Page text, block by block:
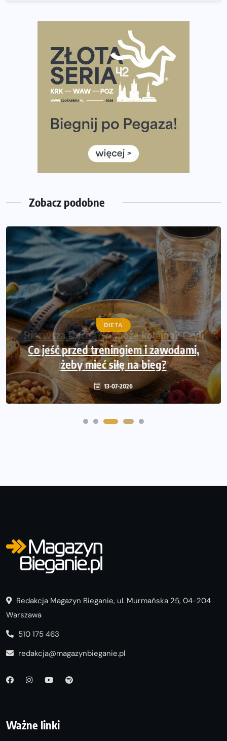
wybiera wyzwanie trzech największych maratonów w
Praska 5k Run gospodarzem Mistrzostw Polski
Największy Bieg Powstania Warszawskiego w historii.
Ponad 12 tysięcy uczestników pobiegło dla Bohaterów!
Tętno vs tempo – czym kierować się w bieganiu?
Co ma dużo białka? Produkty, które warto włączyć do
Rozbiegany Olsztyn szykuje się na weekend z
Już w tę sobotę 35. Bieg Powstania Warszawskiego.
Wystartuje rekordowa liczba uczestników
Zobacz podobne
CZYTELNIA REPORTAŻE
Pierwsza Dycha? A może kolejna? Czyli
jak firma może wspierać biegaczy w
rozwijaniu swoich pasji?
07-07-2026
Redakcja Magazyn Bieganie, ul. Murmańska 25, 04-204
Warszawa
510 175 463
redakcja@magazynbieganie.pl
Ważne linki